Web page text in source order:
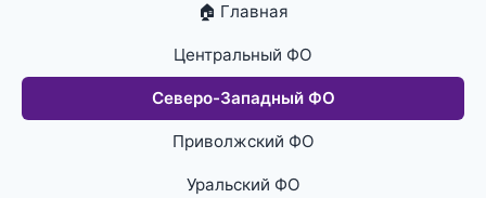
🏠 Главная
Центральный ФО
Северо-Западный ФО
Приволжский ФО
Уральский ФО